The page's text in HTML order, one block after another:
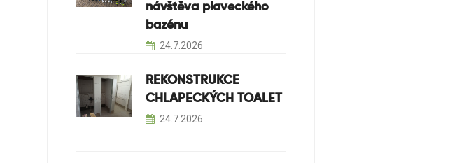
návštěva plaveckého
bazénu
24.7.2026
REKONSTRUKCE
CHLAPECKÝCH TOALET
24.7.2026